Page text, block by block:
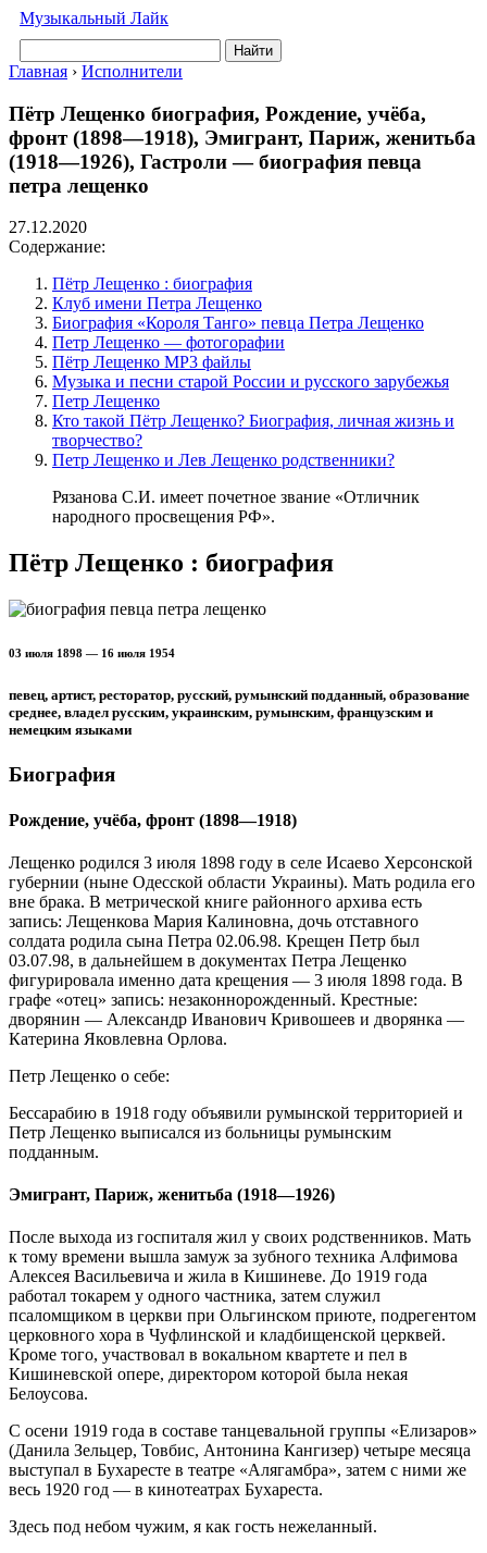
Музыкальный Лайк
Найти
Главная › Исполнители
Пётр Лещенко биография, Рождение, учёба,
фронт (1898—1918), Эмигрант, Париж, женитьба
(1918—1926), Гастроли — биография певца
петра лещенко
27.12.2020
Содержание:
Пётр Лещенко : биография
Клуб имени Петра Лещенко
Биография «Короля Танго» певца Петра Лещенко
Петр Лещенко — фотогорафии
Пётр Лещенко MP3 файлы
Музыка и песни старой России и русского зарубежья
Петр Лещенко
Кто такой Пётр Лещенко? Биография, личная жизнь и
творчество?
Петр Лещенко и Лев Лещенко родственники?
Рязанова С.И. имеет почетное звание «Отличник
народного просвещения РФ».
Пётр Лещенко : биография
03 июля 1898 — 16 июля 1954
певец, артист, ресторатор, русский, румынский подданный, образование
среднее, владел русским, украинским, румынским, французским и
немецким языками
Биография
Рождение, учёба, фронт (1898—1918)
Лещенко родился 3 июля 1898 году в селе Исаево Херсонской
губернии (ныне Одесской области Украины). Мать родила его
вне брака. В метрической книге районного архива есть
запись: Лещенкова Мария Калиновна, дочь отставного
солдата родила сына Петра 02.06.98. Крещен Петр был
03.07.98, в дальнейшем в документах Петра Лещенко
фигурировала именно дата крещения — 3 июля 1898 года. В
графе «отец» запись: незаконнорожденный. Крестные:
дворянин — Александр Иванович Кривошеев и дворянка —
Катерина Яковлевна Орлова.
Петр Лещенко о себе:
Бессарабию в 1918 году объявили румынской территорией и
Петр Лещенко выписался из больницы румынским
подданным.
Эмигрант, Париж, женитьба (1918—1926)
После выхода из госпиталя жил у своих родственников. Мать
к тому времени вышла замуж за зубного техника Алфимова
Алексея Васильевича и жила в Кишиневе. До 1919 года
работал токарем у одного частника, затем служил
псаломщиком в церкви при Ольгинском приюте, подрегентом
церковного хора в Чуфлинской и кладбищенской церквей.
Кроме того, участвовал в вокальном квартете и пел в
Кишиневской опере, директором которой была некая
Белоусова.
С осени 1919 года в составе танцевальной группы «Елизаров»
(Данила Зельцер, Товбис, Антонина Кангизер) четыре месяца
выступал в Бухаресте в театре «Алягамбра», затем с ними же
весь 1920 год — в кинотеатрах Бухареста.
Здесь под небом чужим, я как гость нежеланный.